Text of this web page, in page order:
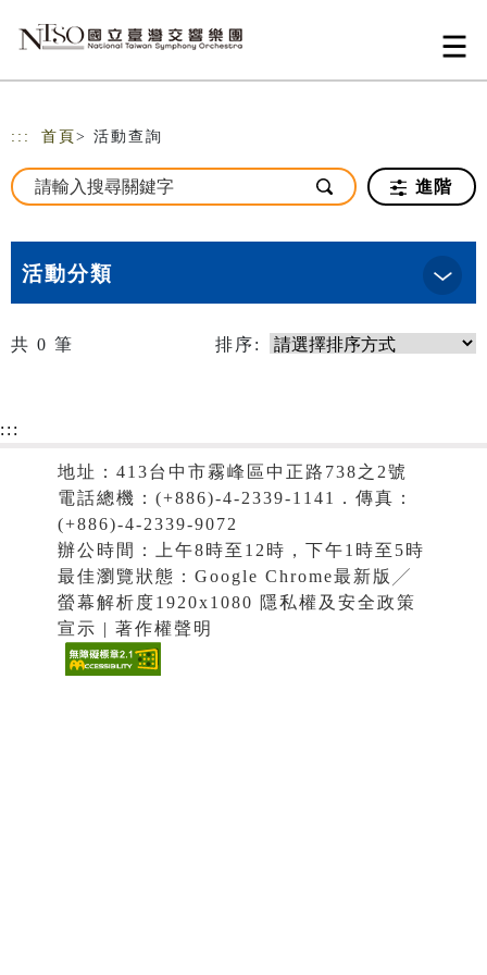
::: 首頁 > 活動查詢
進階
活動分類
共 0 筆 排序:
:::
地址：413台中市霧峰區中正路738之2號
電話總機：(+886)-4-2339-1141．傳真：
(+886)-4-2339-9072
辦公時間：上午8時至12時，下午1時至5時
最佳瀏覽狀態：Google Chrome最新版╱
螢幕解析度1920x1080 隱私權及安全政策
宣示 | 著作權聲明